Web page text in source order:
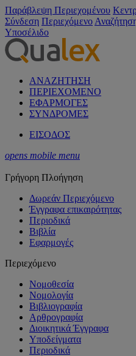
Παράβλεψη Περιεχομένου
Σύνδεση Περιεχόμενο
Υποσέλιδο
ΑΝΑΖΗΤΗΣΗ
ΠΕΡΙΕΧΟΜΕΝΟ
ΕΦΑΡΜΟΓΕΣ
ΣΥΝΔΡΟΜΕΣ
ΕΙΣΟΔΟΣ
opens mobile menu
Γρήγορη Πλοήγηση
Δωρεάν Περιεχόμενο
Έγγραφα επικαιρότητας
Περιοδικά
Βιβλία
Εφαρμογές
Περιεχόμενο
Νομοθεσία
Νομολογία
Βιβλιογραφία
Αρθρογραφία
Διοικητικά Έγγραφα
Υποδείγματα
Περιοδικά